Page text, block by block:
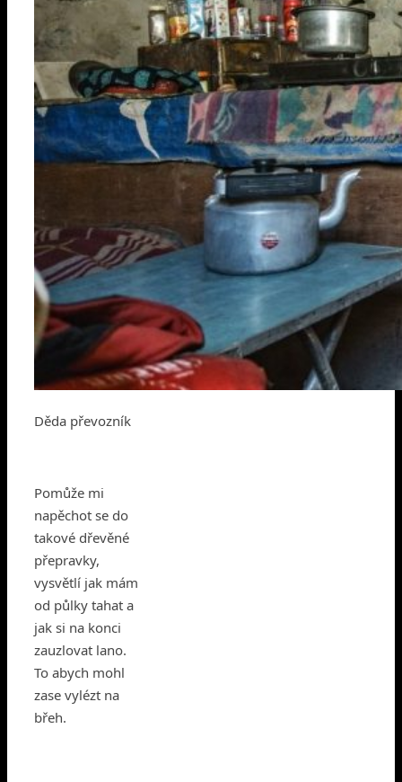
Děda převozník
Pomůže mi
napěchot se do
takové dřevěné
přepravky,
vysvětlí jak mám
od půlky tahat a
jak si na konci
zauzlovat lano.
To abych mohl
zase vylézt na
břeh.